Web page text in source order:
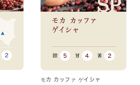
モカ カッファ ゲイシャ